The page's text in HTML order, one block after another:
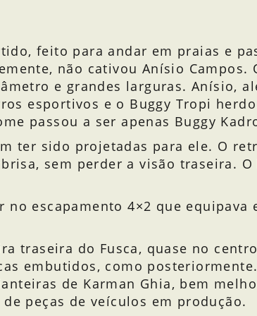
feito para andar em praias e
não cativou Anísio
e grandes larguras. Anísio,
esportivos e o Buggy Tropi
passou a ser apenas Buggy
ter sido projetadas para ele. O
sem perder a visão traseira.
escapamento 4×2 que
traseira do Fusca, quase no
embutidos, como
de Karman Ghia, bem
peças de veículos em produção.